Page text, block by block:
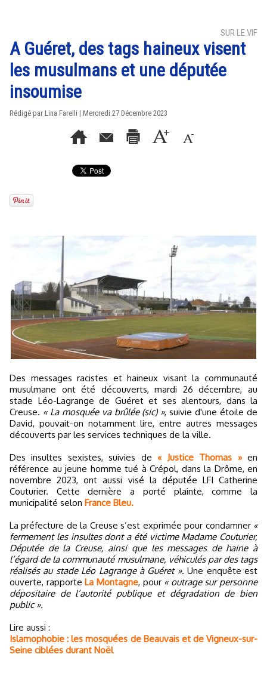
SUR LE VIF
A Guéret, des tags haineux visent
les musulmans et une députée
insoumise
Rédigé par Lina Farelli | Mercredi 27 Décembre 2023
Des messages racistes et haineux visant la communauté
musulmane ont été découverts, mardi 26 décembre, au
stade Léo-Lagrange de Guéret et ses alentours, dans la
Creuse. « La mosquée va brûlée (sic) », suivie d'une étoile de
David, pouvait-on notamment lire, entre autres messages
découverts par les services techniques de la ville.
Des insultes sexistes, suivies de« Justice Thomas »en
référence au jeune homme tué à Crépol, dans la Drôme, en
novembre 2023, ont aussi visé la députée LFI Catherine
Couturier. Cette dernière a porté plainte, comme la
municipalité selon France Bleu.
La préfecture de la Creuse s’est exprimée pour condamner «
fermement les insultes dont a été victime Madame Couturier,
Députée de la Creuse, ainsi que les messages de haine à
l’égard de la communauté musulmane, véhiculés par des tags
réalisés au stade Léo Lagrange à Guéret ». Une enquête est
ouverte, rapporteLa Montagne, pour « outrage sur personne
dépositaire de l’autorité publique et dégradation de bien
public ».
Lire aussi :
Islamophobie : les mosquées de Beauvais et de Vigneux-sur-
Seine ciblées durant Noël